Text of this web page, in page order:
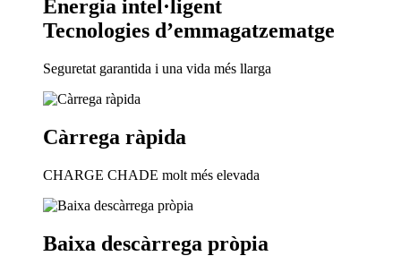
Energia intel·ligent
Tecnologies d’emmagatzematge
Seguretat garantida i una vida més llarga
Càrrega ràpida
CHARGE CHADE molt més elevada
Baixa descàrrega pròpia